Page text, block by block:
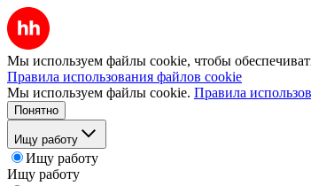
Мы используем файлы cookie, чтобы
Правила использования файлов cookie
Мы используем файлы cookie. Правила
Понятно
Ищу работу
Ищу работу
Ищу работу